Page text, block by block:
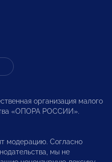
организация малого
«ОПОРА РОССИИ».
модерацию. Согласно
мы не